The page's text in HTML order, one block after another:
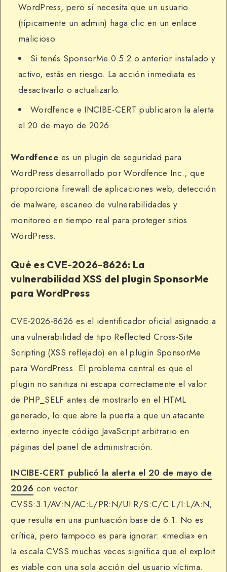
WordPress, pero sí necesita que un usuario
(típicamente un admin) haga clic en un enlace
malicioso.
Si tenés SponsorMe 0.5.2 o anterior instalado y
activo, estás en riesgo. La acción inmediata es
desactivarlo o actualizarlo.
Wordfence e INCIBE-CERT publicaron la alerta
el 20 de mayo de 2026.
Wordfence es un plugin de seguridad para
WordPress desarrollado por Wordfence Inc., que
proporciona firewall de aplicaciones web, detección
de malware, escaneo de vulnerabilidades y
monitoreo en tiempo real para proteger sitios
WordPress.
Qué es CVE-2026-8626: La
vulnerabilidad XSS del plugin SponsorMe
para WordPress
CVE-2026-8626 es el identificador oficial asignado a
una vulnerabilidad de tipo Reflected Cross-Site
Scripting (XSS reflejado) en el plugin SponsorMe
para WordPress. El problema central es que el
plugin no sanitiza ni escapa correctamente el valor
de PHP_SELF antes de mostrarlo en el HTML
generado, lo que abre la puerta a que un atacante
externo inyecte código JavaScript arbitrario en
páginas del panel de administración.
INCIBE-CERT publicó la alerta el 20 de mayo de
2026 con vector
CVSS:3.1/AV:N/AC:L/PR:N/UI:R/S:C/C:L/I:L/A:N,
que resulta en una puntuación base de 6.1. No es
crítica, pero tampoco es para ignorar: «media» en
la escala CVSS muchas veces significa que el exploit
es viable con una sola acción del usuario víctima.